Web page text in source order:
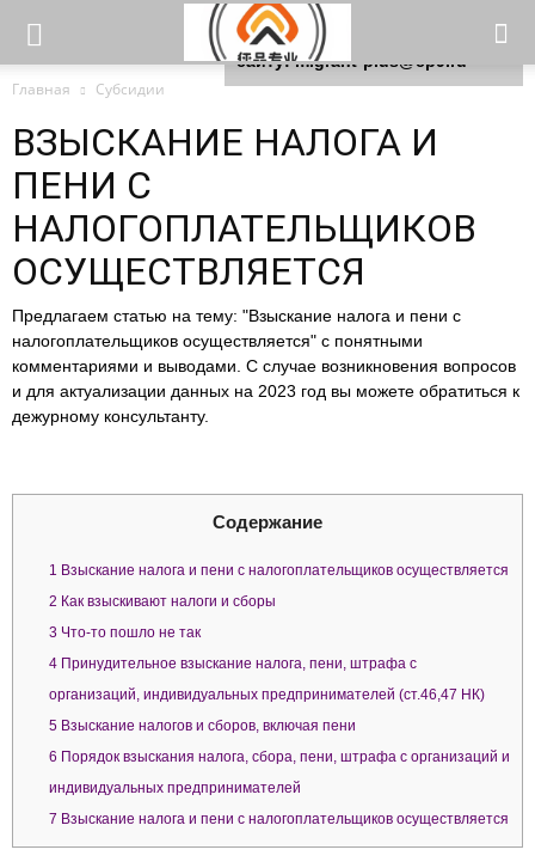
Главная Субсидии
ВЗЫСКАНИЕ НАЛОГА И
ПЕНИ С
НАЛОГОПЛАТЕЛЬЩИКОВ
ОСУЩЕСТВЛЯЕТСЯ
Предлагаем статью на тему: "Взыскание налога и пени с
налогоплательщиков осуществляется" с понятными
комментариями и выводами. С случае возникновения вопросов
и для актуализации данных на 2023 год вы можете обратиться к
дежурному консультанту.
Содержание
1 Взыскание налога и пени с налогоплательщиков осуществляется
2 Как взыскивают налоги и сборы
3 Что-то пошло не так
4 Принудительное взыскание налога, пени, штрафа с
организаций, индивидуальных предпринимателей (ст.46,47 НК)
5 Взыскание налогов и сборов, включая пени
6 Порядок взыскания налога, сбора, пени, штрафа с организаций и
индивидуальных предпринимателей
7 Взыскание налога и пени с налогоплательщиков осуществляется
Для любых предложений по
сайту: migrant-plus@cp9.ru